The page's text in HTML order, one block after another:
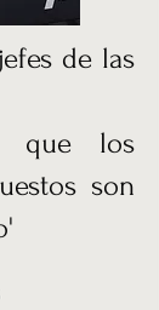
de las
que los
son